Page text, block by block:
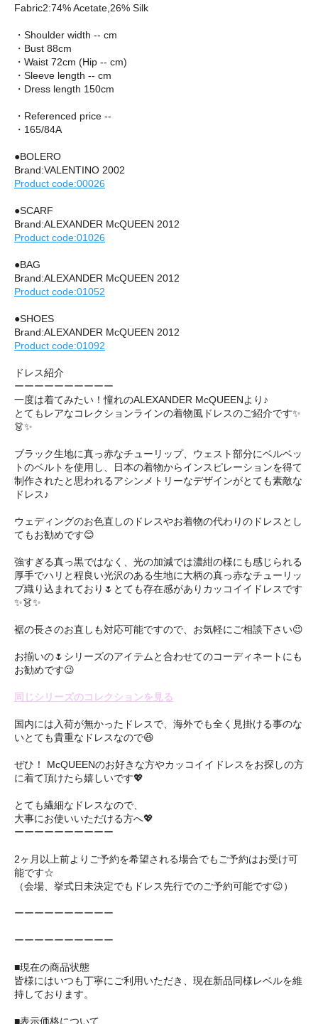
Fabric2:74% Acetate,26% Silk
・Shoulder width -- cm
・Bust 88cm
・Waist 72cm (Hip -- cm)
・Sleeve length -- cm
・Dress length 150cm
・Referenced price --
・165/84A
●BOLERO
Brand:VALENTINO 2002
Product code:00026
●SCARF
Brand:ALEXANDER McQUEEN 2012
Product code:01026
●BAG
Brand:ALEXANDER McQUEEN 2012
Product code:01052
●SHOES
Brand:ALEXANDER McQUEEN 2012
Product code:01092
ドレス紹介
ーーーーーーーーーー
一度は着てみたい！憧れのALEXANDER McQUEENより♪
とてもレアなコレクションラインの着物風ドレスのご紹介です✨
👗✨
ブラック生地に真っ赤なチューリップ、ウェスト部分にベルベッ
トのベルトを使用し、日本の着物からインスピレーションを得て
制作されたと思われるアシンメトリーなデザインがとても素敵な
ドレス♪
ウェディングのお色直しのドレスやお着物の代わりのドレスとし
てもお勧めです😊
強すぎる真っ黒ではなく、光の加減では濃紺の様にも感じられる
厚手でハリと程良い光沢のある生地に大柄の真っ赤なチューリッ
プ織り込まれており🌷とても存在感がありカッコイイドレスです
✨👗✨
裾の長さのお直しも対応可能ですので、お気軽にご相談下さい😉
お揃いの🌷シリーズのアイテムと合わせてのコーディネートにも
お勧めです😉
同じシリーズのコレクションを見る
国内には入荷が無かったドレスで、海外でも全く見掛ける事のな
いとても貴重なドレスなので😆
ぜひ！ McQUEENのお好きな方やカッコイイドレスをお探しの方
に着て頂けたら嬉しいです💖
とても繊細なドレスなので、
大事にお使いいただける方へ💖
ーーーーーーーーーー
2ヶ月以上前よりご予約を希望される場合でもご予約はお受け可
能です☆
（会場、挙式日未決定でもドレス先行でのご予約可能です😉）
ーーーーーーーーーー
ーーーーーーーーーー
■現在の商品状態
皆様にはいつも丁寧にご利用いただき、現在新品同様レベルを維
持しております。
■表示価格について